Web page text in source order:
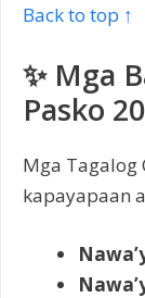
Back to top ↑
✨ Mga
Pasko
Mga Tagalog
kapayapaan